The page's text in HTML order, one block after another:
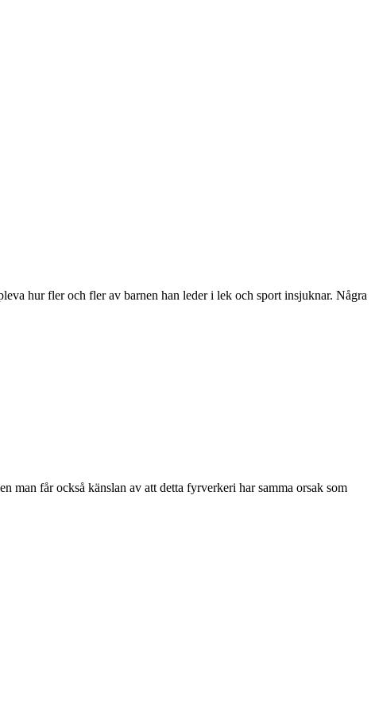
hur fler och fler av barnen han leder i lek och sport insjuknar. Några
man får också känslan av att detta fyrverkeri har samma orsak som